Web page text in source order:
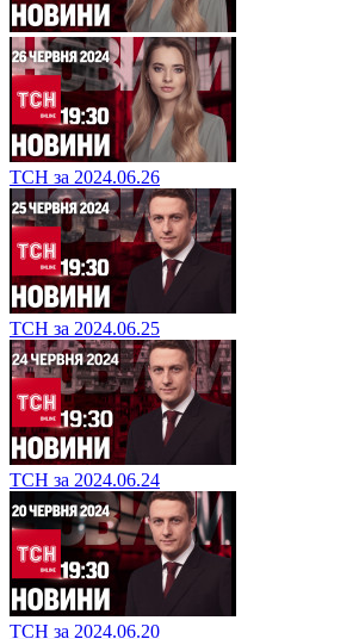
ТСН за 2024.06.26
ТСН за 2024.06.25
ТСН за 2024.06.24
ТСН за 2024.06.20